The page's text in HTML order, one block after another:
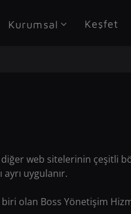
Kurumsal Keşfet
diğer web sitelerinin çeşitli
uygulanır.
olan Boss Yönetişim